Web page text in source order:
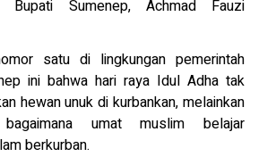
Bupati Sumenep, Achmad Fauzi
satu di lingkungan pemerintah
ini bahwa hari raya Idul Adha tak
hewan unuk di kurbankan, melainkan
umat muslim belajar
berkurban.